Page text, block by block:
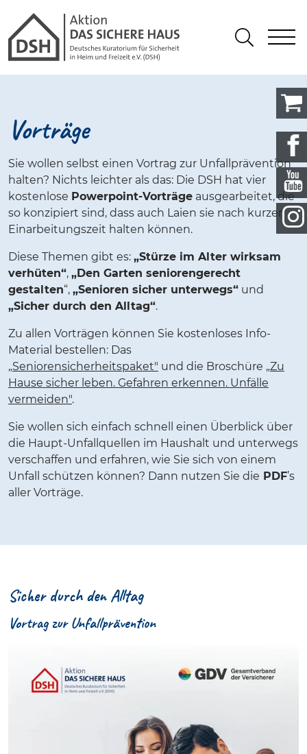
Gathmann Michaelis und
Suchen
Vorträge
Sie wollen selbst einen Vortrag zur Unfallprävention
halten? Nichts leichter als das: Die DSH hat vier
kostenlose Powerpoint-Vorträge ausgearbeitet, die
so konzipiert sind, dass auch Laien sie nach kurzer
Einarbeitungszeit halten können.
Diese Themen gibt es: „Stürze im Alter wirksam
verhüten“, „Den Garten seniorengerecht
gestalten“, „Senioren sicher unterwegs“ und
„Sicher durch den Alltag“.
Zu allen Vorträgen können Sie kostenloses Info-
Material bestellen: Das
„Seniorensicherheitspaket" und die Broschüre „Zu
Hause sicher leben. Gefahren erkennen. Unfälle
vermeiden".
Sie wollen sich einfach schnell einen Überblick über
die Haupt-Unfallquellen im Haushalt und unterwegs
verschaffen und erfahren, wie Sie sich von einem
Unfall schützen können? Dann nutzen Sie die PDF’s
aller Vorträge.
Sicher durch den Alltag
Vortrag zur Unfallprävention